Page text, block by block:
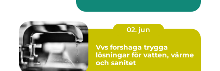
02. jun
Vvs forshaga trygga
lösningar för vatten, värme
och sanitet